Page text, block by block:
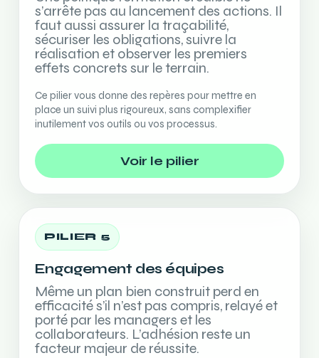
s’arrête pas au lancement des actions. Il
faut aussi assurer la traçabilité,
sécuriser les obligations, suivre la
réalisation et observer les premiers
effets concrets sur le terrain.
Ce pilier vous donne des repères pour mettre en
place un suivi plus rigoureux, sans complexifier
inutilement vos outils ou vos processus.
Voir le pilier
PILIER 5
Engagement des équipes
Même un plan bien construit perd en
efficacité s’il n’est pas compris, relayé et
porté par les managers et les
collaborateurs. L’adhésion reste un
facteur majeur de réussite.